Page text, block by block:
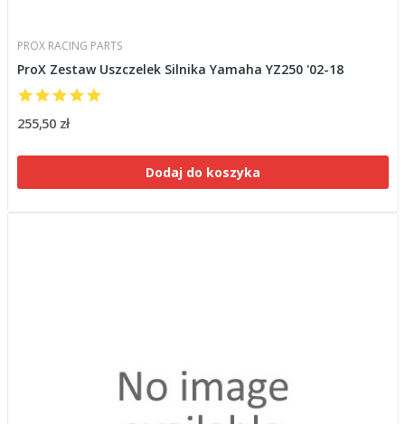
PROX RACING PARTS
ProX Zestaw Uszczelek Silnika Yamaha YZ250 '02-18
255,50 zł
Dodaj do koszyka